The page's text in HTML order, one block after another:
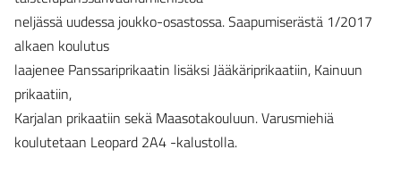
neljässä uudessa joukko-osastossa. Saapumiserästä 1/2017
alkaen koulutus
laajenee Panssariprikaatin lisäksi Jääkäriprikaatiin, Kainuun
prikaatiin,
Karjalan prikaatiin sekä Maasotakouluun. Varusmiehiä
koulutetaan Leopard 2A4 -kalustolla.